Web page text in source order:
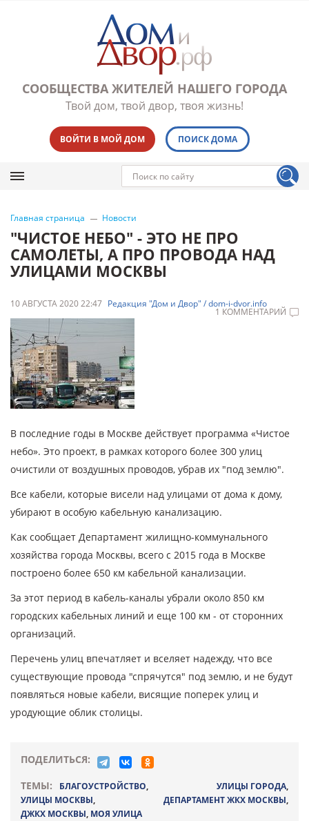
СООБЩЕСТВА ЖИТЕЛЕЙ НАШЕГО ГОРОДА
Твой дом, твой двор, твоя жизнь!
ВОЙТИ В МОЙ ДОМ ПОИСК ДОМА
Главная страница Новости
"ЧИСТОЕ НЕБО" - ЭТО НЕ ПРО
САМОЛЕТЫ, А ПРО ПРОВОДА НАД
УЛИЦАМИ МОСКВЫ
10 АВГУСТА 2020 22:47 Редакция "Дом и Двор" / dom-i-dvor.info
1 КОММЕНТАРИЙ
В последние годы в Москве действует программа «Чистое
небо». Это проект, в рамках которого более 300 улиц
очистили от воздушных проводов, убрав их "под землю".
Все кабели, которые висели над улицами от дома к дому,
убирают в особую кабельную канализацию.
Как сообщает Департамент жилищно-коммунального
хозяйства города Москвы, всего с 2015 года в Москве
построено более 650 км кабельной канализации.
За этот период в кабель-каналы убрали около 850 км
городских кабельных линий и еще 100 км - от сторонних
организаций.
Перечень улиц впечатляет и вселяет надежду, что все
существующие провода "спрячутся" под землю, и не будут
появляться новые кабели, висящие поперек улиц и
уродующие облик столицы.
ПОДЕЛИТЬСЯ:
ТЕМЫ:
БЛАГОУСТРОЙСТВО, УЛИЦЫ ГОРОДА,
УЛИЦЫ МОСКВЫ, ДЕПАРТАМЕНТ ЖКХ МОСКВЫ,
ДЖКХ МОСКВЫ, МОЯ УЛИЦА